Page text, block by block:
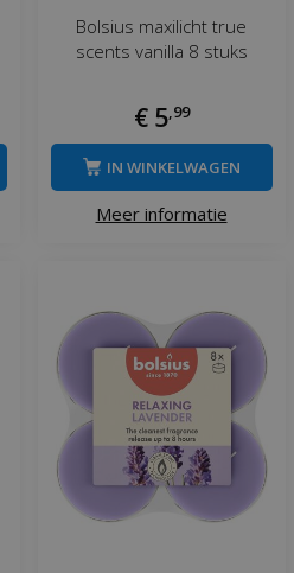
Bolsius maxilicht true
scents vanilla 8 stuks
€ 5 99
Meer informatie
IN WINKELWAGEN